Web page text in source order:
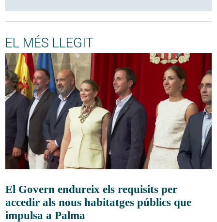
EL MÉS LLEGIT
El Govern endureix els requisits per
accedir als nous habitatges públics que
impulsa a Palma